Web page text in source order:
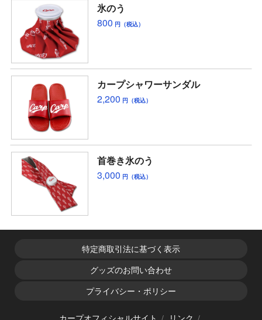
氷のう
800 円（税込）
カープシャワーサンダル
2,200 円（税込）
首巻き氷のう
3,000 円（税込）
特定商取引法に基づく表示
グッズのお問い合わせ
プライバシー・ポリシー
カープオフィシャルサイト リンク